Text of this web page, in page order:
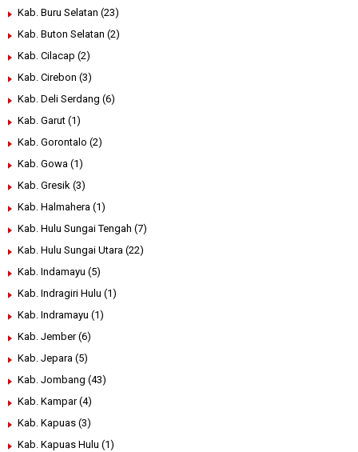
Kab. Buru Selatan (23)
Kab. Buton Selatan (2)
Kab. Cilacap (2)
Kab. Cirebon (3)
Kab. Deli Serdang (6)
Kab. Garut (1)
Kab. Gorontalo (2)
Kab. Gowa (1)
Kab. Gresik (3)
Kab. Halmahera (1)
Kab. Hulu Sungai Tengah (7)
Kab. Hulu Sungai Utara (22)
Kab. Indamayu (5)
Kab. Indragiri Hulu (1)
Kab. Indramayu (1)
Kab. Jember (6)
Kab. Jepara (5)
Kab. Jombang (43)
Kab. Kampar (4)
Kab. Kapuas (3)
Kab. Kapuas Hulu (1)